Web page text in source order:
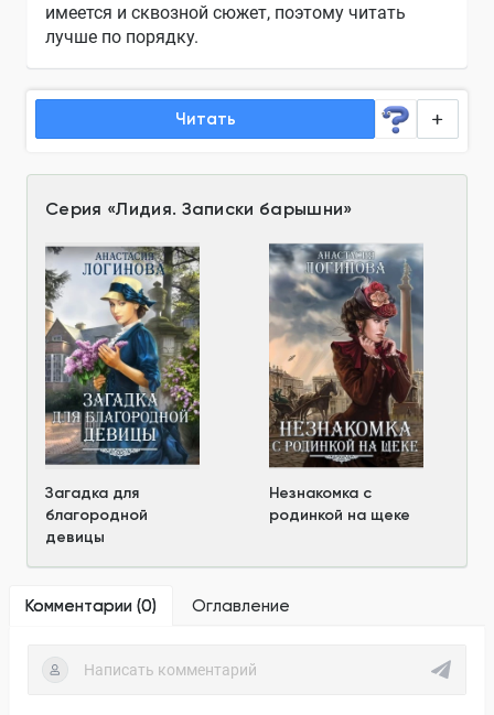
имеется и сквозной сюжет, поэтому читать
лучше по порядку.
Читать
Серия «Лидия. Записки барышни»
Загадка для
благородной
девицы
Незнакомка с
родинкой на щеке
Комментарии (0) Оглавление